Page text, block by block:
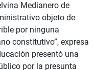
Medianero de
objeto de
por ninguna
constitutivo”, expresa
presentó una
por la presunta